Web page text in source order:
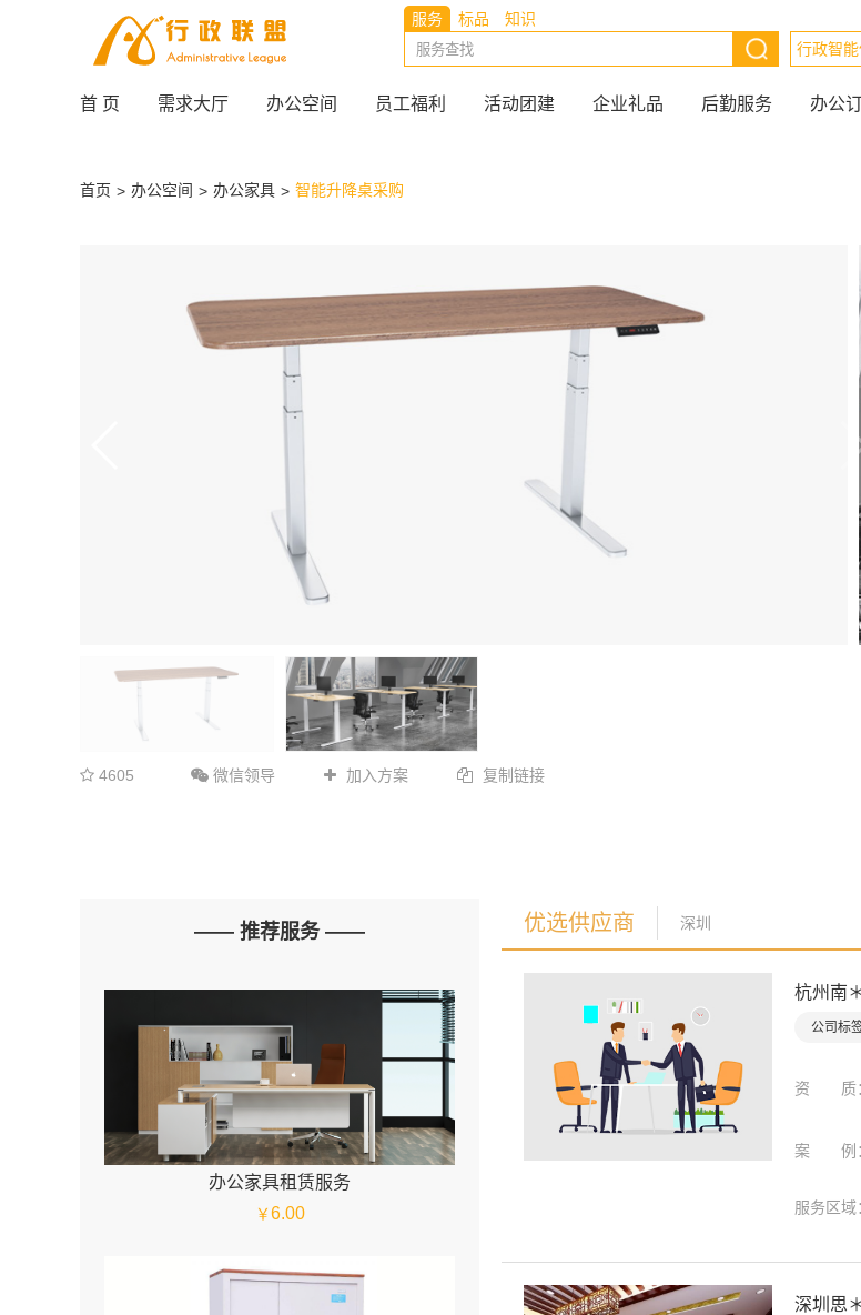
服务 标品
知识
行政智
首 页 需求大厅 办公空间 员工福利 活动团建 企业礼品 后勤服务 办公
首页 > 办公空间 > 办公家具 > 智能升降桌采购
4605 微信领导 加入方案 复制链接
—— 推荐服务 ——
办公家具租赁服务
￥6.00
优选供应商 深圳
杭州南
公司标
资 质
案 例
服务区域
深圳思